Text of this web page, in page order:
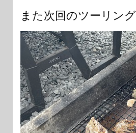
また次回のツーリン